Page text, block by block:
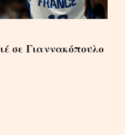
σε Γιαννακόπουλο